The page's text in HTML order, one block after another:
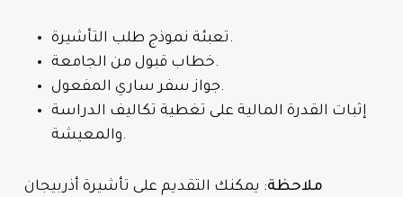
تعبئة نموذج طلب التأشيرة.
خطاب قبول من الجامعة.
جواز سفر ساري المفعول.
إثبات القدرة المالية على تغطية تكاليف الدراسة
والمعيشة.
ملاحظة: يمكنك التقديم على تأشيرة أذربيجان